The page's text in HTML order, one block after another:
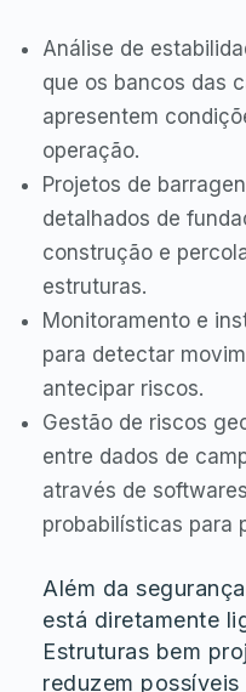
Análise de
que os bancos das
apresentem
operação.
Projetos de
detalhados de
construção e
estruturas.
Monitoramento e
para detectar
antecipar riscos.
Gestão de riscos
entre dados de
através de
probabilísticas para
Além da
está diretamente
Estruturas bem
reduzem